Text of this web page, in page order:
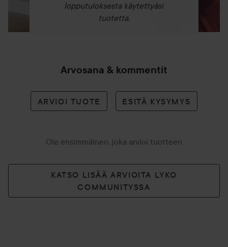
lopputuloksesta käytettyäsi
tuotetta.
Arvosana & kommentit
ARVIOI TUOTE ESITÄ KYSYMYS
Ole ensimmäinen, joka arvioi tuotteen
KATSO LISÄÄ ARVIOITA LYKO
COMMUNITYSSA